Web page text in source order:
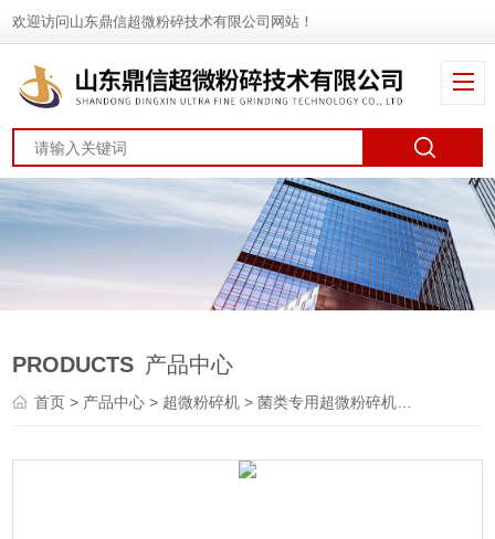
欢迎访问山东鼎信超微粉碎技术有限公司网站！
PRODUCTS 产品中心
首页> 产品中心 > 超微粉碎机 >菌类专用超微粉碎机> DXFT-23